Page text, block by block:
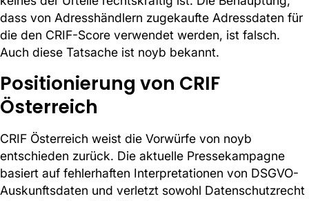
dass von Adresshändlern zugekaufte Adressdaten für
die den CRIF-Score verwendet werden, ist falsch.
Auch diese Tatsache ist noyb bekannt.
Positionierung von CRIF
Österreich
CRIF Österreich weist die Vorwürfe von noyb
entschieden zurück. Die aktuelle Pressekampagne
basiert auf fehlerhaften Interpretationen von DSGVO-
Auskunftsdaten und verletzt sowohl Datenschutzrecht